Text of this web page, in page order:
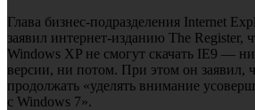
Глава бизнес-подразделения Internet
заявил интернет-изданию The Register,
Windows XP не смогут скачать IE9 — ни
версии, ни потом. При этом он заявил,
продолжать «уделять внимание
с Windows 7».